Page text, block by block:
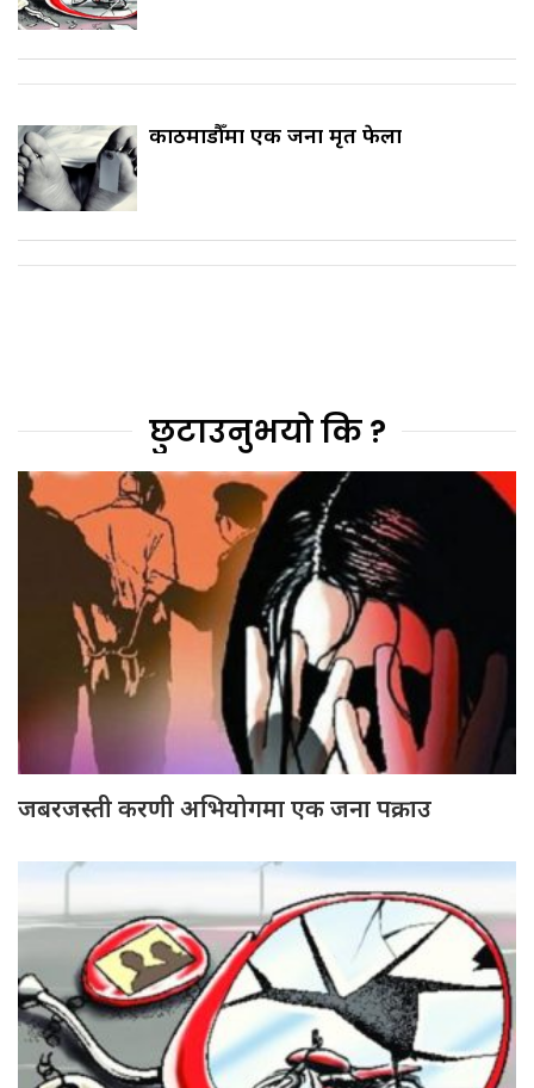
काठमाडौँमा एक जना मृत फेला
छुटाउनुभयो कि ?
जबरजस्ती करणी अभियोगमा एक जना पक्राउ